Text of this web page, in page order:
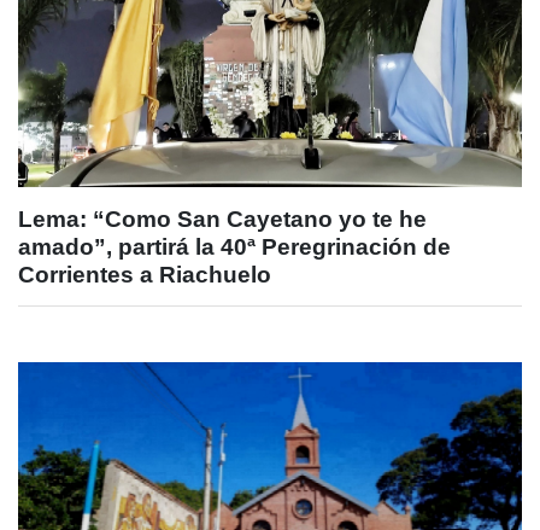
Lema: “Como San Cayetano yo te he
amado”, partirá la 40ª Peregrinación de
Corrientes a Riachuelo